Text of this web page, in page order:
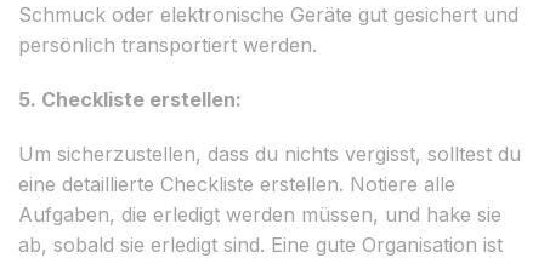
Schmuck oder elektronische Geräte gut gesichert und
persönlich transportiert werden.
5. Checkliste erstellen:
Um sicherzustellen, dass du nichts vergisst, solltest du
eine detaillierte Checkliste erstellen. Notiere alle
Aufgaben, die erledigt werden müssen, und hake sie
ab, sobald sie erledigt sind. Eine gute Organisation ist